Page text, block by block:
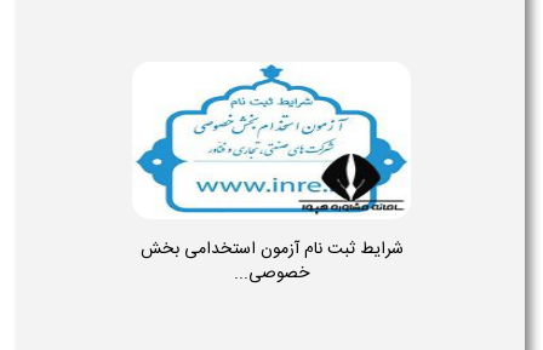
شرایط ثبت نام آزمون استخدامی بخش
خصوصی...